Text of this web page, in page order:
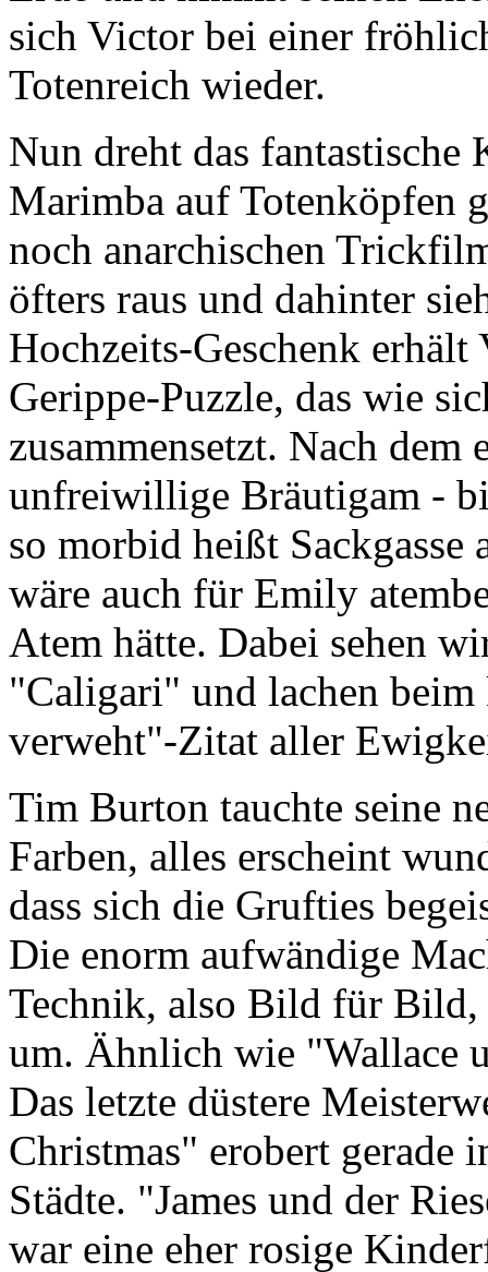
sich Victor bei einer
Totenreich wieder.
Nun dreht das
Marimba auf Totenköpfen
noch anarchischen
öfters raus und dahinter
Hochzeits-Geschenk
Gerippe-Puzzle, das wie
zusammensetzt. Nach
unfreiwillige Bräutigam -
so morbid heißt
wäre auch für Emily
Atem hätte. Dabei sehen
"Caligari" und lachen
verweht"-Zitat aller
Tim Burton tauchte seine
Farben, alles erscheint
dass sich die Grufties
Die enorm aufwändige
Technik, also Bild für Bild,
um. Ähnlich wie "Wallace
Das letzte düstere
Christmas" erobert gerade
Städte. "James und der
war eine eher rosige